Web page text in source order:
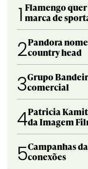
1 Flamengo
marca de
2Pandora
country head
3Grupo
comercial
4Patricia
da Imagem
5Campanhas
conexões